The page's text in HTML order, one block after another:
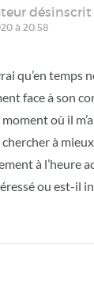
désinscrit
à 20:58
qu’en temps
face à son
où il
chercher à
à l’heure
ou est-il